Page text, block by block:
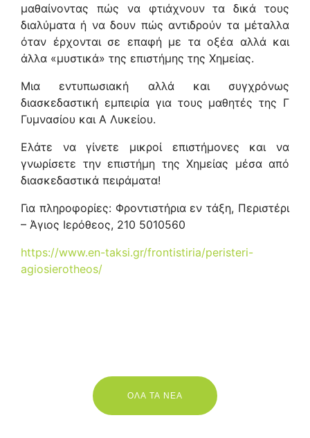
μαθαίνοντας πώς να φτιάχνουν τα δικά τους
διαλύματα ή να δουν πώς αντιδρούν τα μέταλλα
όταν έρχονται σε επαφή με τα οξέα αλλά και
άλλα «μυστικά» της επιστήμης της Χημείας.
Μια εντυπωσιακή αλλά και συγχρόνως
διασκεδαστική εμπειρία για τους μαθητές της Γ
Γυμνασίου και Α Λυκείου.
Ελάτε να γίνετε μικροί επιστήμονες και να
γνωρίσετε την επιστήμη της Χημείας μέσα από
διασκεδαστικά πειράματα!
Για πληροφορίες: Φροντιστήρια εν τάξη, Περιστέρι
– Άγιος Ιερόθεος, 210 5010560
https://www.en-taksi.gr/frontistiria/peristeri-
agiosierotheos/
ΟΛΑ ΤΑ ΝΕΑ